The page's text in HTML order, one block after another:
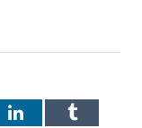
LinkedInTumblr